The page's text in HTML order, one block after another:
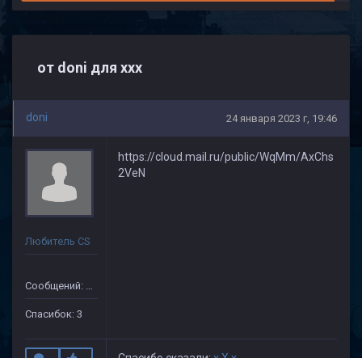
от doni для ххх
doni 24 января 2023 г, 19:46
Любитель CS
Сообщений: 20
Спасибок: 3
https://cloud.mail.ru/public/WqMm/AxChs
2VeN